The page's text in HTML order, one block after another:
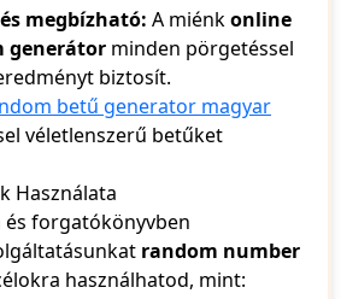
megbízható: A miénkonline
generátor minden pörgetéssel
biztosít.
betű generator magyar
véletlenszerű betűket
Használata
és forgatókönyvben
random number
használhatod, mint: